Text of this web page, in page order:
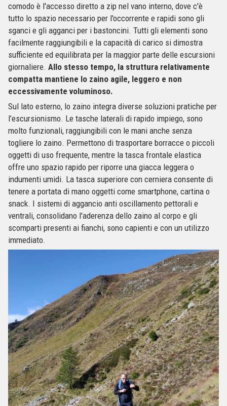
comodo è l'accesso diretto a zip nel vano interno, dove c'è
tutto lo spazio necessario per l'occorrente e rapidi sono gli
sganci e gli agganci per i bastoncini. Tutti gli elementi sono
facilmente raggiungibili e la capacità di carico si dimostra
sufficiente ed equilibrata per la maggior parte delle escursioni
giornaliere. Allo stesso tempo, la struttura relativamente
compatta mantiene lo zaino agile, leggero e non
eccessivamente voluminoso.
Sul lato esterno, lo zaino integra diverse soluzioni pratiche per
l’escursionismo. Le tasche laterali di rapido impiego, sono
molto funzionali, raggiungibili con le mani anche senza
togliere lo zaino. Permettono di trasportare borracce o piccoli
oggetti di uso frequente, mentre la tasca frontale elastica
offre uno spazio rapido per riporre una giacca leggera o
indumenti umidi. La tasca superiore con cerniera consente di
tenere a portata di mano oggetti come smartphone, cartina o
snack. I sistemi di aggancio anti oscillamento pettorali e
ventrali, consolidano l'aderenza dello zaino al corpo e gli
scomparti presenti ai fianchi, sono capienti e con un utilizzo
immediato.